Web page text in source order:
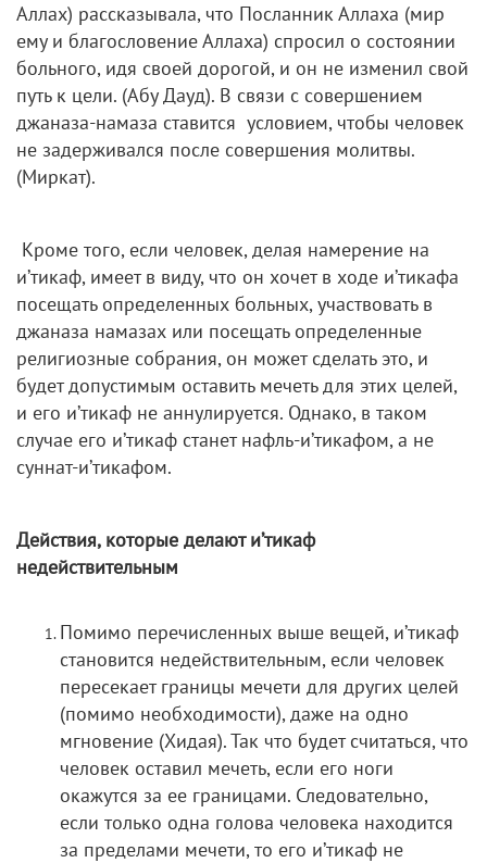
Аллах) рассказывала, что Посланник Аллаха (мир
ему и благословение Аллаха) спросил о состоянии
больного, идя своей дорогой, и он не изменил свой
путь к цели. (Абу Дауд). В связи с совершением
джаназа-намаза ставится условием, чтобы человек
не задерживался после совершения молитвы.
(Миркат).
Кроме того, если человек, делая намерение на
и’тикаф, имеет в виду, что он хочет в ходе и’тикафа
посещать определенных больных, участвовать в
джаназа намазах или посещать определенные
религиозные собрания, он может сделать это, и
будет допустимым оставить мечеть для этих целей,
и его и’тикаф не аннулируется. Однако, в таком
случае его и’тикаф станет нафль-и’тикафом, а не
суннат-и’тикафом.
Действия, которые делают и’тикаф
недействительным
Помимо перечисленных выше вещей, и’тикаф
становится недействительным, если человек
пересекает границы мечети для других целей
(помимо необходимости), даже на одно
мгновение (Хидая). Так что будет считаться, что
человек оставил мечеть, если его ноги
окажутся за ее границами. Следовательно,
если только одна голова человека находится
за пределами мечети, то его и’тикаф не